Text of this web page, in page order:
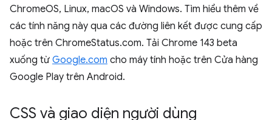
ChromeOS, Linux, macOS và Windows. Tìm hiểu thêm về
các tính năng này qua các đường liên kết được cung cấp
hoặc trên ChromeStatus.com. Tải Chrome 143 beta
xuống từ Google.com cho máy tính hoặc trên Cửa hàng
Google Play trên Android.
CSS và giao diện người dùng